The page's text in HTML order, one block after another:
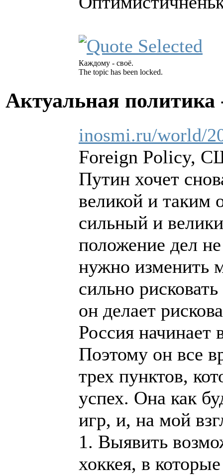
Каждому - своё.
The topic has been locked.
Актуальная политика
inosmi.ru/world/
Foreign Policy,
Путин хочет
великой и таким
сильный и
положение дел
нужно изменить
сильно
он делает
Россия начинает
Поэтому он все
трех пунктов,
успех. Она как
игр, и, на мой
1. Выявить
хоккея, в